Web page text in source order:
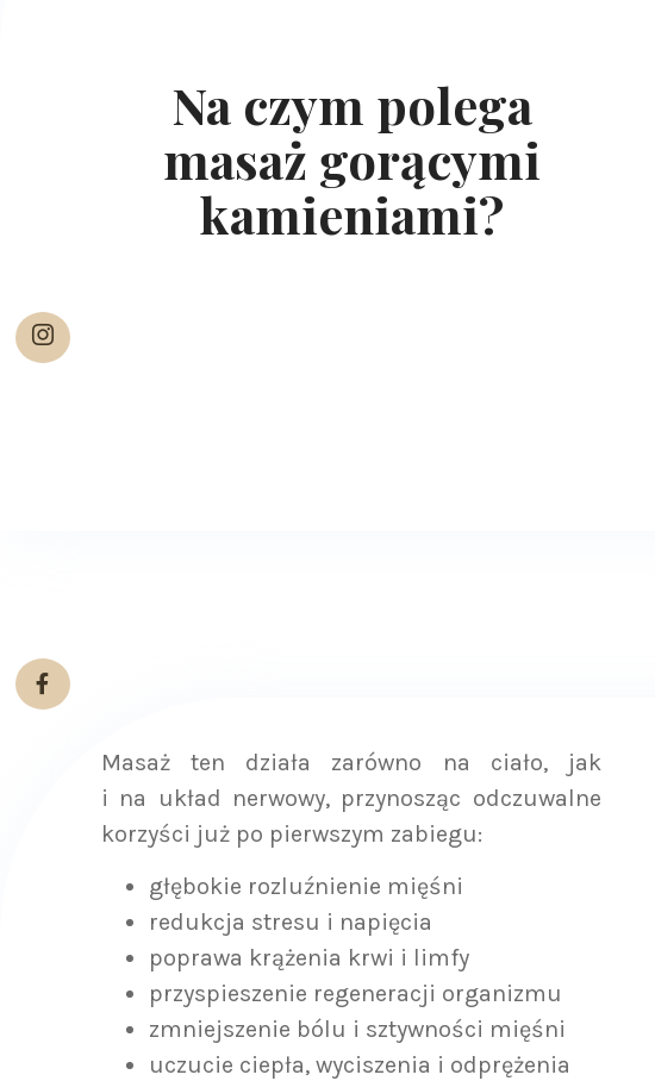
Na czym polega
masaż gorącymi
kamieniami?
Masaż ten działa zarówno na ciało, jak
i na układ nerwowy, przynosząc odczuwalne
korzyści już po pierwszym zabiegu:
głębokie rozluźnienie mięśni
redukcja stresu i napięcia
poprawa krążenia krwi i limfy
przyspieszenie regeneracji organizmu
zmniejszenie bólu i sztywności mięśni
uczucie ciepła, wyciszenia i odprężenia